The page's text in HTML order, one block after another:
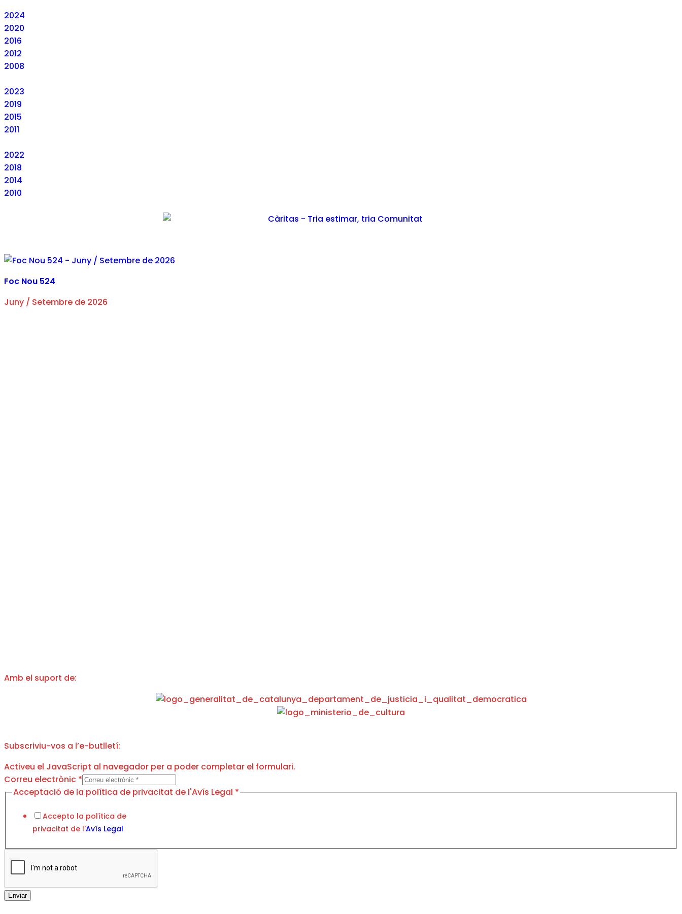
2024
2020
2016
2012
2008
2023
2019
2015
2011
2022
2018
2014
2010
Foc Nou 524
Juny / Setembre de 2026
Amb el suport de:
Subscriviu-vos a l’e-butlletí:
Activeu el JavaScript al navegador per a poder completar el formulari.
de
Correu
Correu electrònic *
Acceptació de la política de privacitat de l'Avís Legal *
Accepto la política de
privacitat de l'Avís Legal
Enviar